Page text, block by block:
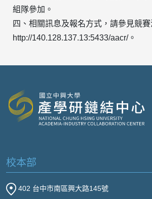
組隊參加。
四、相關訊息及報名方式，請參見競
http://140.128.137.13:5433/aacr/。
校本部
402 台中市南區興大路145號